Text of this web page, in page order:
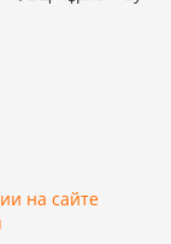
на сайте